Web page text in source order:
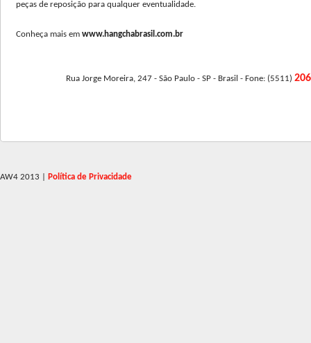
peças de reposição para qualquer eventualidade.
Conheça mais em www.hangchabrasil.com.br
Rua Jorge Moreira, 247 - São Paulo - SP - Brasil - Fone: (5511)
AW4 2013 Política de Privacidade